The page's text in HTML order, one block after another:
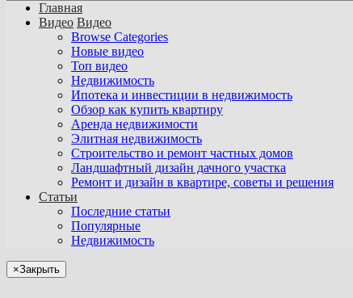
Главная
Видео Видео
Browse Categories
Новые видео
Топ видео
Недвижимость
Ипотека и инвестиции в недвижимость
Обзор как купить квартиру
Аренда недвижимости
Элитная недвижимость
Строительство и ремонт частных домов
Ландшафтный дизайн дачного участка
Ремонт и дизайн в квартире, советы и решения
Статьи
Последние статьи
Популярные
Недвижимость
×Закрыть